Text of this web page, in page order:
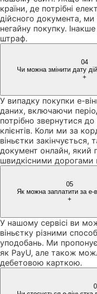
країни, де потрібні
дійсного документа,
негайну покупку.
штраф.
04
Чи можна змінити дату
+
У випадку покупки е-
даних, включаючи
потрібно звернутися
клієнтів. Коли ми за
віньєтки
документ онлайн, який
швидкісними дорогами
05
Як можна заплатити за е-
+
У нашому сервісі ви
віньєтку різними
уподобань. Ми
як PayU, але також
дебетовою карткою.